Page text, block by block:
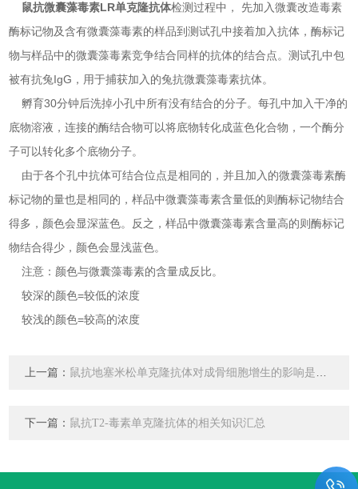
鼠抗微囊藻毒素LR单克隆抗体检测过程中， 先加入微囊改造毒素
酶标记物及含有微囊藻毒素的样品到测试孔中接着加入抗体，酶标记
物与样品中的微囊藻毒素竞争结合同样的抗体的结合点。测试孔中包
被有抗兔IgG，用于捕获加入的兔抗微囊藻毒素抗体。
孵育30分钟后洗掉小孔中所有没有结合的分子。每孔中加入干净的
底物溶液，连接的酶结合物可以将底物转化成蓝色化合物，一个酶分
子可以转化多个底物分子。
由于各个孔中抗体可结合位点是相同的，并且加入的微囊藻毒素酶
标记物的量也是相同的，样品中微囊藻毒素含量低的则酶标记物结合
得多，颜色会显深蓝色。反之，样品中微囊藻毒素含量高的则酶标记
物结合得少，颜色会显浅蓝色。
注意：颜色与微囊藻毒素的含量成反比。
较深的颜色=较低的浓度
较浅的颜色=较高的浓度
上一篇： 鼠抗地塞米松单克隆抗体对成骨细胞增生的影响是什么？
下一篇： 鼠抗T2-毒素单克隆抗体的相关知识汇总